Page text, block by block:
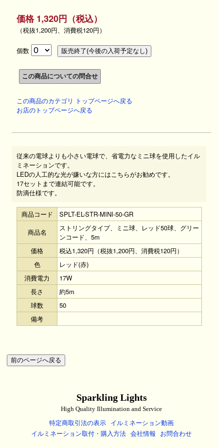
価格 1,320円（税込）
（税抜1,200円、消費税120円）
個数
この商品のカテゴリ トップページへ戻る
お店のトップページへ戻る
従来の電球よりも小さい電球で、省電力なミニ球を使用したイル
ミネーションです。
LEDの人工的な光が嫌いな方にはこちらがお勧めです。
17セットまで連結可能です。
防滴仕様です。
商品コード
SPLT-EL-STR-MINI-50-GR
商品名
ストリングタイプ、ミニ球、レッド50球、グリー
ンコード、5m
価格
税込1,320円（税抜1,200円、消費税120円）
色
レッド(赤)
消費電力
17W
長さ
約5m
球数
50
備考
Sparkling Lights
High Quality Illumination and Service
特定商取引法の表示 イルミネーション動画
イルミネーション取付・購入方法 会社情報 お問合わせ